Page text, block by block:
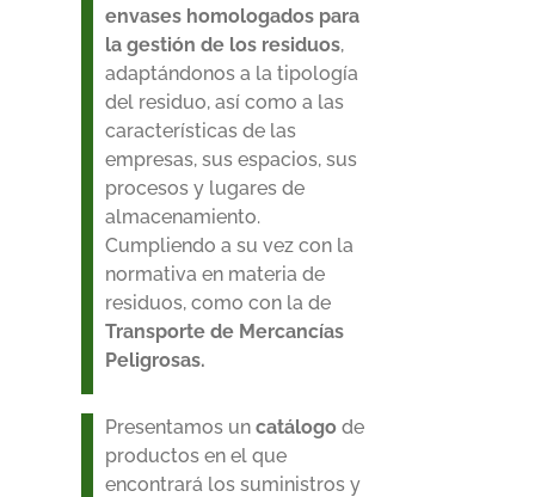
envases homologados para
la gestión de los residuos,
adaptándonos a la tipología
del residuo, así como a las
características de las
empresas, sus espacios, sus
procesos y lugares de
almacenamiento.
Cumpliendo a su vez con la
normativa en materia de
residuos, como con la de
Transporte de Mercancías
Peligrosas.
Presentamos un catálogode
productos en el que
encontrará los suministros y